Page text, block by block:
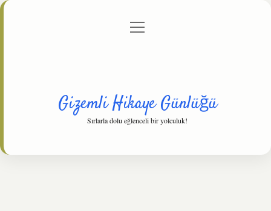
Gizlilik Politikası
menüyü
Gizemli Hikaye Günlüğü
Sırlarla dolu eğlenceli bir yolculuk!